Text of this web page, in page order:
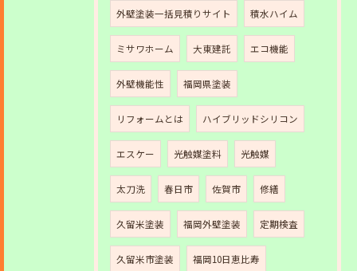
外壁塗装一括見積りサイト 積水ハイム
ミサワホーム 大東建託 エコ機能
外壁機能性 福岡県塗装
リフォームとは ハイブリッドシリコン
エスケー 光触媒塗料 光触媒
太刀洗 春日市 佐賀市 修繕
久留米塗装 福岡外壁塗装 定期検査
久留米市塗装 福岡10日恵比寿